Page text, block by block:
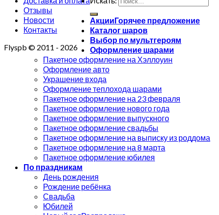
Отзывы
Новости
Контакты
Flyspb © 2011 - 2026
Акции
Каталог шаров
Выбор по мультгероям
Оформление шарами
Пакетное оформление на Хэллоуин
Оформление авто
Украшение входа
Оформление теплохода шарами
Пакетное оформление на 23 февраля
Пакетное оформление нового года
Пакетное оформление выпускного
Пакетное оформление свадьбы
Пакетное оформление на выписку из роддома
Пакетное оформление на 8 марта
Пакетное оформление юбилея
По праздникам
День рождения
Рождение ребёнка
Свадьба
Юбилей